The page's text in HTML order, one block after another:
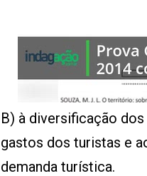
B) à diversificação
gastos dos turistas e
demanda turística.